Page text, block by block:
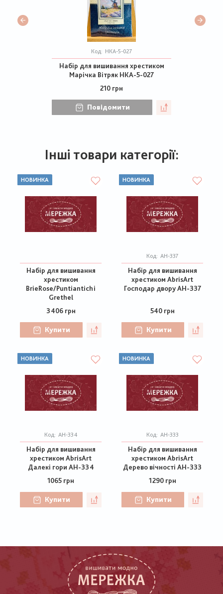
Код: НКА-5-027
Набір для вишивання хрестиком
Марічка Вітряк НКА-5-027
210 грн
Повідомити
Інші товари категорії:
НОВИНКА
Набір для вишивання
хрестиком
BrieRose/Puntiantichi
Grethel
3406 грн
Купити
НОВИНКА
Код: АН-337
Набір для вишивання
хрестиком AbrisArt
Господар двору АН-337
540 грн
Купити
НОВИНКА
Код: АН-334
Набір для вишивання
хрестиком AbrisArt
Далекі гори АН-334
1065 грн
Купити
НОВИНКА
Код: АН-333
Набір для вишивання
хрестиком AbrisArt
Дерево вічності АН-333
1290 грн
Купити